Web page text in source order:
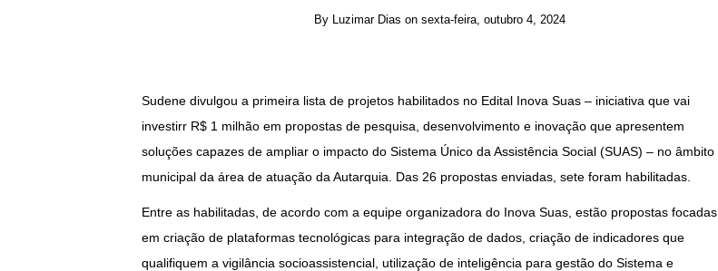
By Luzimar Dias on sexta-feira, outubro 4, 2024
Sudene divulgou a primeira lista de projetos habilitados no Edital Inova Suas – iniciativa que vai
investirr R$ 1 milhão em propostas de pesquisa, desenvolvimento e inovação que apresentem
soluções capazes de ampliar o impacto do Sistema Único da Assistência Social (SUAS) – no âmbito
municipal da área de atuação da Autarquia. Das 26 propostas enviadas, sete foram habilitadas.
Entre as habilitadas, de acordo com a equipe organizadora do Inova Suas, estão propostas focadas
em criação de plataformas tecnológicas para integração de dados, criação de indicadores que
qualifiquem a vigilância socioassistencial, utilização de inteligência para gestão do Sistema e